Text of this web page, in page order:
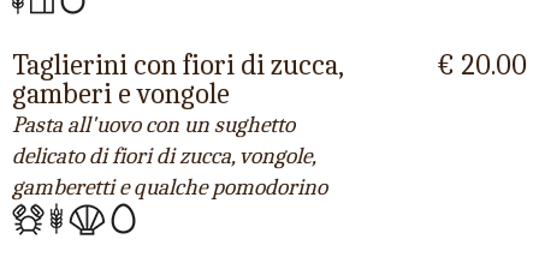
Taglierini con fiori di zucca,
gamberi e vongole
Pasta all'uovo con un sughetto
delicato di fiori di zucca, vongole,
gamberetti e qualche pomodorino
€ 20.00